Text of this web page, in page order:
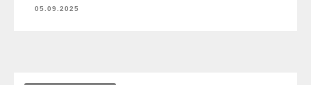
05.09.2025